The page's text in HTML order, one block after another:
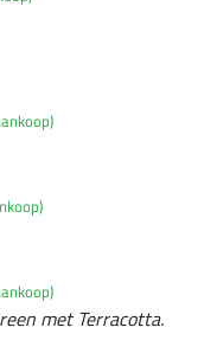
met Terracotta.